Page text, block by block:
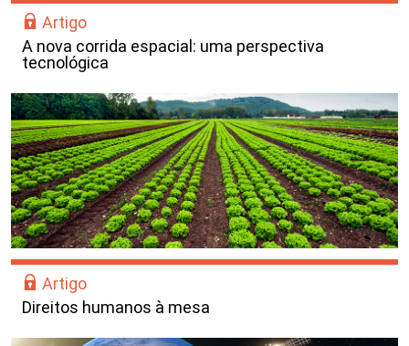
Artigo
A nova corrida espacial: uma perspectiva
tecnológica
Artigo
Direitos humanos à mesa